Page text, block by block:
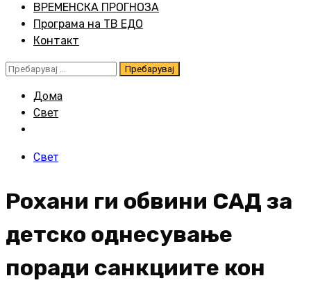
ВРЕМЕНСКА ПРОГНОЗА
Програма на ТВ ЕДО
Контакт
Пребарувај
Дома
Свет
Свет
Рохани ги обвини САД за
детско однесување
поради санкциите кон